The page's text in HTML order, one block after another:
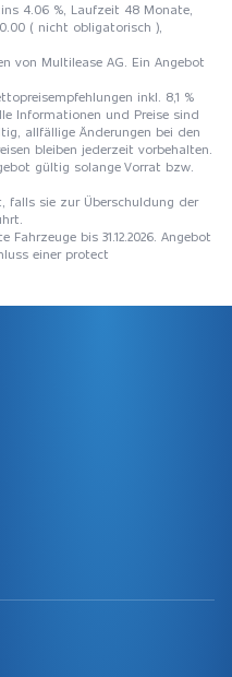
4.06 %, Laufzeit 48 Monate,
( nicht obligatorisch ),
von Multilease AG. Ein Angebot
inkl. 8,1 %
Informationen und Preise sind
allfällige Änderungen bei den
bleiben jederzeit vorbehalten.
gültig solange Vorrat bzw.
falls sie zur Überschuldung der
bis 31.12.2026. Angebot
einer protect